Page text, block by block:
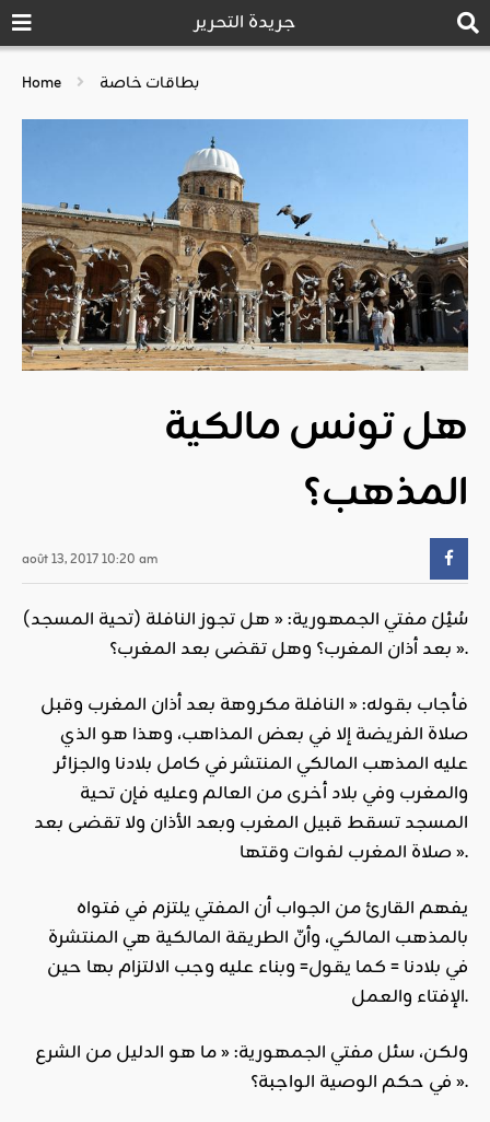
جريدة التحرير
Home بطاقات خاصة
هل تونس مالكية
المذهب؟
août 13, 2017 10:20 am
سُئِلَ مفتي الجمهورية: « هل تجوز النافلة (تحية المسجد)
بعد أذان المغرب؟ وهل تقضى بعد المغرب؟ ».
فأجاب بقوله: « النافلة مكروهة بعد أذان المغرب وقبل
صلاة الفريضة إلا في بعض المذاهب، وهذا هو الذي
عليه المذهب المالكي المنتشر في كامل بلادنا والجزائر
والمغرب وفي بلاد أخرى من العالم وعليه فإن تحية
المسجد تسقط قبيل المغرب وبعد الأذان ولا تقضى بعد
صلاة المغرب لفوات وقتها ».
يفهم القارئ من الجواب أن المفتي يلتزم في فتواه
بالمذهب المالكي، وأنّ الطريقة المالكية هي المنتشرة
في بلادنا = كما يقول= وبناء عليه وجب الالتزام بها حين
الإفتاء والعمل.
ولكن، سئل مفتي الجمهورية: « ما هو الدليل من الشرع
في حكم الوصية الواجبة؟ ».